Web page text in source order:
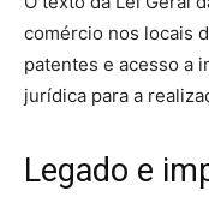
comércio nos locais
patentes e acesso a
jurídica para a
Legado e